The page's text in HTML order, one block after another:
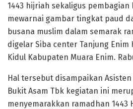
1443 hijriah sekaligus pembagian
mewarnai gambar tingkat paud
busana muslim dalam semarak
digelar Siba center Tanjung Enim
Kidul Kabupaten Muara Enim.
Hal tersebut disampaikan Asisten
Bukit Asam Tbk kegiatan ini
menyemarakkan ramadhan 1443